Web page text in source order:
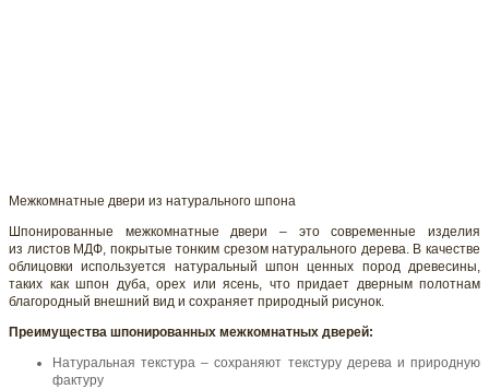
Межкомнатные двери из натурального шпона
Шпонированные межкомнатные двери – это современные изделия
из листов МДФ, покрытые тонким срезом натурального дерева. В качестве
облицовки используется натуральный шпон ценных пород древесины,
таких как шпон дуба, орех или ясень, что придает дверным полотнам
благородный внешний вид и сохраняет природный рисунок.
Преимущества шпонированных межкомнатных дверей:
Натуральная текстура – сохраняют текстуру дерева и природную
фактуру